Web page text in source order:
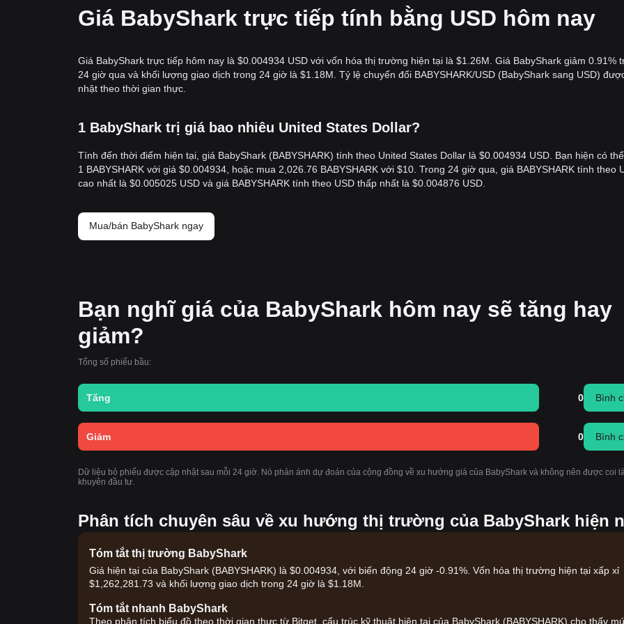
Giá BabyShark trực tiếp tính bằng USD hôm nay
Giá BabyShark trực tiếp hôm nay là $0.004934 USD với vốn hóa thị trường hiện tại là $1.26M. Giá BabyShark giảm 0.91%
24 giờ qua và khối lượng giao dịch trong 24 giờ là $1.18M. Tỷ lệ chuyển đổi BABYSHARK/USD (BabyShark sang USD)
nhật theo thời gian thực.
1 BabyShark trị giá bao nhiêu United States Dollar?
Tính đến thời điểm hiện tại, giá BabyShark (BABYSHARK) tính theo United States Dollar là $0.004934 USD. Bạn hiện có
1 BABYSHARK với giá $0.004934, hoặc mua 2,026.76 BABYSHARK với $10. Trong 24 giờ qua, giá BABYSHARK tính theo
cao nhất là $0.005025 USD và giá BABYSHARK tính theo USD thấp nhất là $0.004876 USD.
Mua/bán BabyShark ngay
Bạn nghĩ giá của BabyShark hôm nay sẽ tăng hay
giảm?
Tổng số phiếu bầu:
Tăng 0 Bình
Giảm 0 Bình
Dữ liệu bỏ phiếu được cập nhật sau mỗi 24 giờ. Nó phản ánh dự đoán của cộng đồng về xu hướng giá của BabyShark và không nên được coi
khuyên đầu tư.
Phân tích chuyên sâu về xu hướng thị trường của BabyShark hiện
Tóm tắt thị trường BabyShark
Giá hiện tại của BabyShark (BABYSHARK) là $0.004934, với biến động 24 giờ -0.91%. Vốn hóa thị trường hiện tại xấp xỉ
$1,262,281.73 và khối lượng giao dịch trong 24 giờ là $1.18M.
Tóm tắt nhanh BabyShark
Theo phân tích biểu đồ theo thời gian thực từ Bitget, cấu trúc kỹ thuật hiện tại của BabyShark (BABYSHARK) cho thấy